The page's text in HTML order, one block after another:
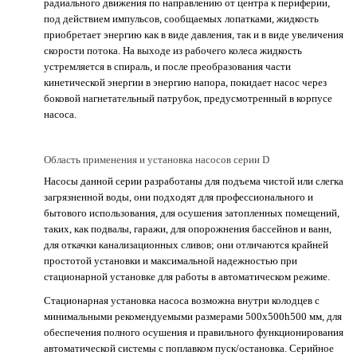
радиального движения по направлению от центра к периферии,
под действием импульсов, сообщаемых лопатками, жидкость
приобретает энергию как в виде давления, так и в виде увеличения
скорости потока. На выходе из рабочего колеса жидкость
устремляется в спираль, и после преобразования части
кинетической энергии в энергию напора, покидает насос через
боковой нагнетательный патрубок, предусмотренный в корпусе
насоса.
Область применения и установка насосов серии D
Насосы данной серии разработаны для подъема чистой или слегка
загрязненной воды, они подходят для профессионального и
бытового использования, для осушения затопленных помещений,
таких, как подвалы, гаражи, для опорожнения бассейнов и ванн,
для откачки канализационных сливов; они отличаются крайней
простотой установки и максимальной надежностью при
стационарной установке для работы в автоматическом режиме.
Стационарная установка насоса возможна внутри колодцев с
минимальными рекомендуемыми размерами 500x500h500 мм, для
обеспечения полного осушения и правильного функционирования
автоматической системы с поплавком пуск/остановка. Серийное